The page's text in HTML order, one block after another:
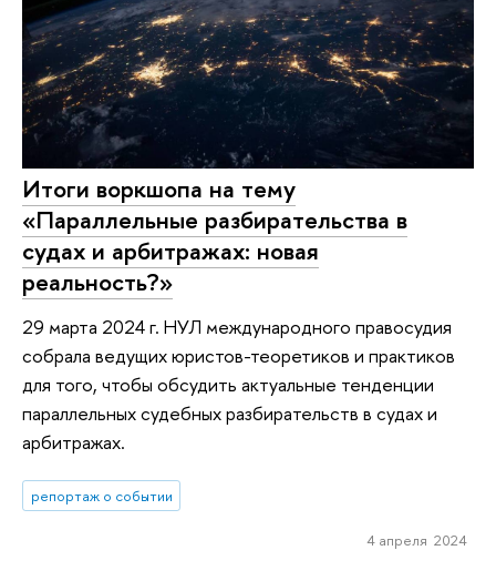
Итоги воркшопа на тему
«Параллельные разбирательства в
судах и арбитражах: новая
реальность?»
29 марта 2024 г. НУЛ международного правосудия
собрала ведущих юристов-теоретиков и практиков
для того, чтобы обсудить актуальные тенденции
параллельных судебных разбирательств в судах и
арбитражах.
репортаж о событии
4 апреля 2024